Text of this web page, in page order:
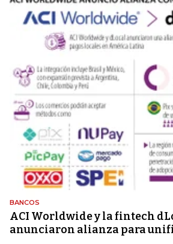
BANCOS
ACI Worldwide y la fintech
anunciaron alianza para